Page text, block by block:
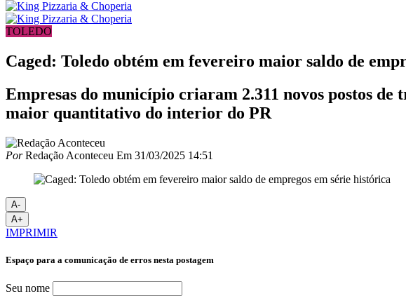
TOLEDO
Caged: Toledo obtém em fevereiro maior saldo de
Empresas do município criaram 2.311 novos postos
maior quantitativo do interior do PR
PorRedação Aconteceu Em 31/03/2025 14:51
A-
A+
IMPRIMIR
Espaço para a comunicação de erros nesta postagem
Seu nome